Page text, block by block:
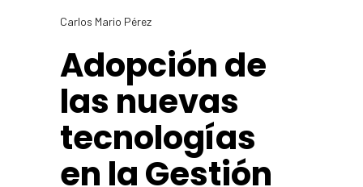
Carlos Mario Pérez
Adopción de
las nuevas
tecnologías
en la Gestión